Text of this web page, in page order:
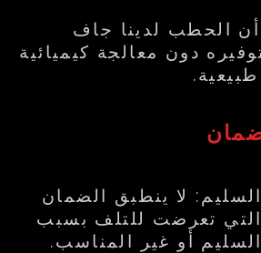
الحطب لدينا جاف
دون معالجة كيميائية
لا ينطبق الضمان
تعرضت للتلف بسبب
أو غير المناسب.